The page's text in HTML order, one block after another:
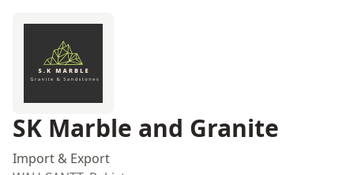
SK Marble and Granite
Import & Export